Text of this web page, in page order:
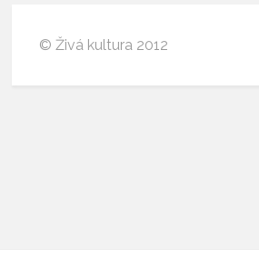
© Živá kultura 2012